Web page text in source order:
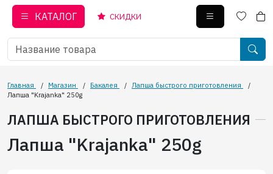
КАТАЛОГ СКИДКИ
Главная / Магазин / Бакалея / Лапша быстрого приготовления
/
Лапша "Krajanka" 250g
ЛАПША БЫСТРОГО ПРИГОТОВЛЕНИЯ
Лапша "Krajanka" 250g